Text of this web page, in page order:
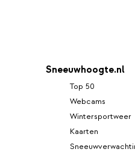
Sneeuwhoogte.nl
Top 50
Webcams
Wintersportweer
Kaarten